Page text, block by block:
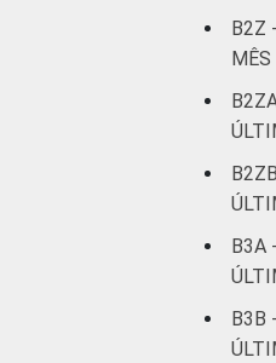
B2Z
B3A
B3B